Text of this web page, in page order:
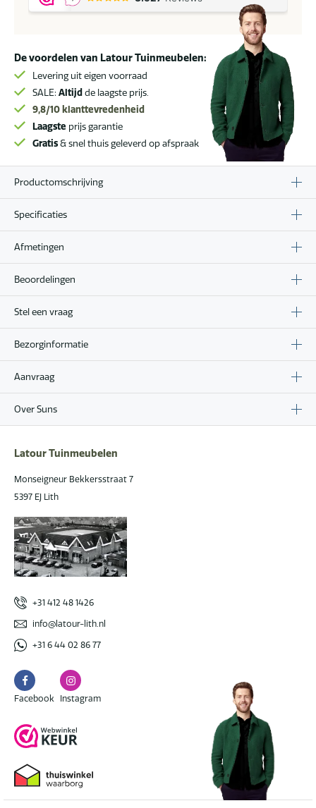
De voordelen van Latour Tuinmeubelen:
Levering uit eigen voorraad
SALE: Altijd de laagste prijs.
9,8/10 klanttevredenheid
Laagste prijs garantie
Gratis& snel thuis geleverd op afspraak
Productomschrijving
Specificaties
Afmetingen
Beoordelingen
Stel een vraag
Bezorginformatie
Aanvraag
Over Suns
Latour Tuinmeubelen
Monseigneur Bekkersstraat 7
5397 EJ Lith
+31 412 48 1426
info@latour-lith.nl
+31 6 44 02 86 77
Facebook
Facebook
Instagram
Instagram